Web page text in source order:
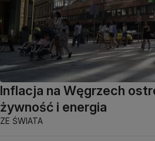
Inflacja na Węgrzech
żywność i energia
ZE ŚWIATA